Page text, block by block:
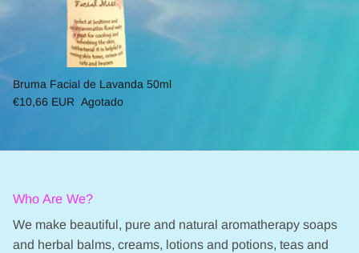
Bruma Facial de Lavanda 50ml
€10,66 EUR Agotado
Who Are We?
We make beautiful, pure and natural aromatherapy soaps
and herbal balms, creams, lotions and potions, teas and